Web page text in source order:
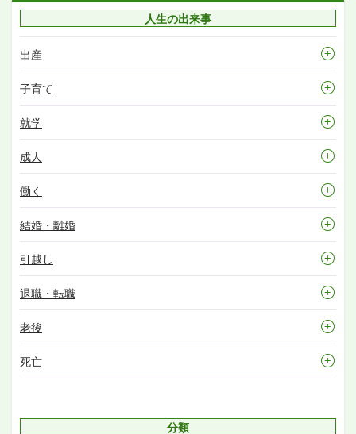
人生の出来事
出産
子育て
就学
成人
働く
結婚・離婚
引越し
退職・転職
老後
死亡
分類